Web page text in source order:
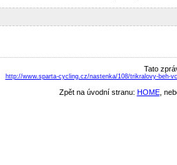
Tato
http://www.sparta-cycling.cz/nastenka/108/trikralovy-beh-
Zpět na úvodní stranu: HOME,